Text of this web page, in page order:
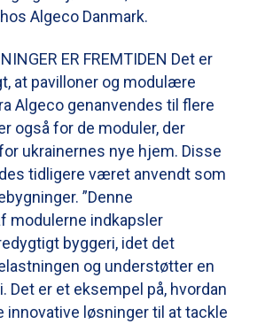
Algeco Danmark.
ER FREMTIDEN Det er
at pavilloner og modulære
Algeco genanvendes til flere
også for de moduler, der
ukrainernes nye hjem. Disse
tidligere været anvendt som
”Denne
modulerne indkapsler
byggeri, idet det
og understøtter en
er et eksempel på, hvordan
innovative løsninger til at tackle